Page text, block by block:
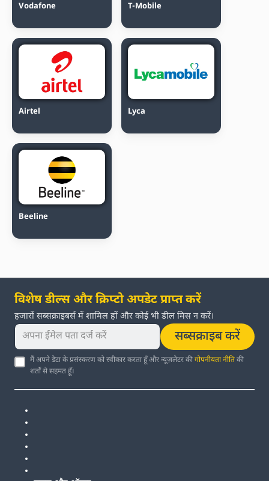
Vodafone T-Mobile
Airtel Lyca
Beeline
विशेष डील्स और क्रिप्टो अपडेट प्राप्त करें
हजारों सब्सक्राइबर्स में शामिल हों और कोई भी डील मिस न करें।
सब्सक्राइब करें
मैं अपने डेटा के प्रसंस्करण को स्वीकार करता हूँ और न्यूज़लेटर कीगोपनीयता नीतिकी
शर्तों से सहमत हूँ।